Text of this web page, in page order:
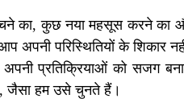
का, कुछ नया महसूस करने का
अपनी परिस्थितियों के शिकार
अपनी प्रतिक्रियाओं को सजग
जैसा हम उसे चुनते हैं।